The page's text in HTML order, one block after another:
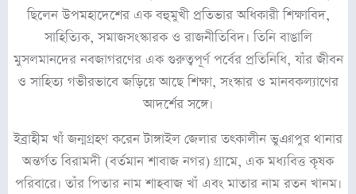
ছিলেন উপমহাদেশের এক বহুমুখী প্রতিভার অধিকারী শিক্ষাবিদ,
সাহিত্যিক, সমাজসংস্কারক ও রাজনীতিবিদ। তিনি বাঙালি
মুসলমানদের নবজাগরণের এক গুরুত্বপূর্ণ পর্বের প্রতিনিধি, যাঁর জীবন
ও সাহিত্য গভীরভাবে জড়িয়ে আছে শিক্ষা, সংস্কার ও মানবকল্যাণের
আদর্শের সঙ্গে।
ইব্রাহীম খাঁ জন্মগ্রহণ করেন টাঙ্গাইল জেলার তৎকালীন ভুঞাপুর থানার
অন্তর্গত বিরামদী (বর্তমান শাবাজ নগর) গ্রামে, এক মধ্যবিত্ত কৃষক
পরিবারে। তাঁর পিতার নাম শাহবাজ খাঁ এবং মাতার নাম রতন খানম।